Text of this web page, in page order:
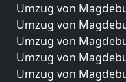
Umzug von
Umzug von
Umzug von
Umzug von
Umzug von